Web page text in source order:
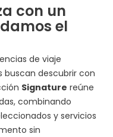
con un
el
de viaje
buscan descubrir con
Signature reúne
combinando
y servicios
sin